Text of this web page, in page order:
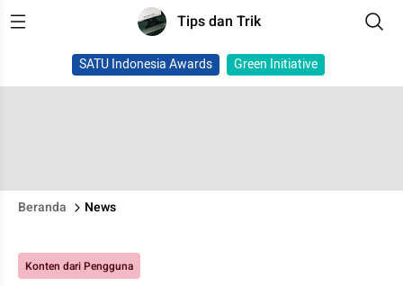
Tips dan Trik
SATU Indonesia Awards Green Initiative
Beranda News
Konten dari Pengguna